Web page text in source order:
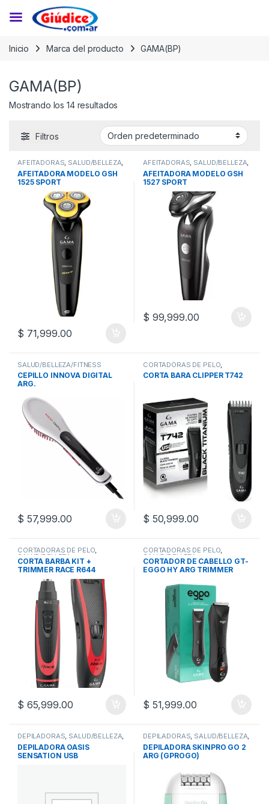
Inicio Marca del producto GAMA(BP)
GAMA(BP)
Mostrando los 14 resultados
Filtros
AFEITADORAS, SALUD/BELLEZA,
SALUD/BELLEZA/FITNESS
AFEITADORA MODELO GSH
1525 SPORT
$ 71,999.00
AFEITADORAS, SALUD/BELLEZA,
SALUD/BELLEZA/FITNESS
AFEITADORA MODELO GSH
1527 SPORT
$ 99,999.00
SALUD/BELLEZA/FITNESS
CEPILLO INNOVA DIGITAL
ARG.
$ 57,999.00
CORTADORAS DE PELO
SALUD/BELLEZA,
SALUD/BELLEZA/FITNESS
CORTA BARA CLIPPER T742
$ 50,999.00
CORTADORAS DE PELO,
SALUD/BELLEZA ,
SALUD/BELLEZA/FITNESS
CORTA BARBA KIT +
TRIMMER RACE R644
$ 65,999.00
CORTADORAS DE PELO,
SALUD/BELLEZA
SALUD/BELLEZA/FITNESS
CORTADOR DE CABELLO GT-
EGGO HY ARG TRIMMER
$ 51,999.00
DEPILADORAS, SALUD/BELLEZA,
SALUD/BELLEZA/FITNESS
DEPILADORA OASIS
SENSATION USB
DEPILADORAS, SALUD/BELLEZA,
SALUD/BELLEZA/FITNESS
DEPILADORA SKINPRO GO 2
ARG (GPROGO)